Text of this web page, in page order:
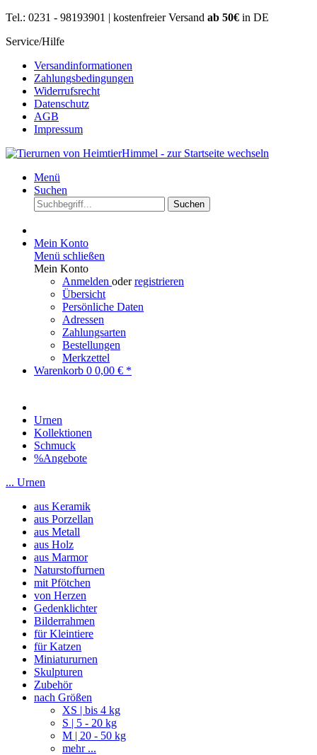
Tel.: 0231 - 98193901 | kostenfreier Versand ab 50€ in DE
Service/Hilfe
Versandinformationen
Zahlungsbedingungen
Widerrufsrecht
Datenschutz
AGB
Impressum
Menü
Suchen
Suchen
Mein Konto
Menü schließen
Mein Konto
Anmelden oderregistrieren
Übersicht
Persönliche Daten
Adressen
Zahlungsarten
Bestellungen
Merkzettel
Warenkorb 0 0,00 € *
Urnen
Kollektionen
Schmuck
%Angebote
... Urnen
aus Keramik
aus Porzellan
aus Metall
aus Holz
aus Marmor
Naturstoffurnen
mit Pfötchen
von Herzen
Gedenklichter
Bilderrahmen
für Kleintiere
für Katzen
Miniatururnen
Skulpturen
Zubehör
nach Größen
XS | bis 4 kg
S | 5 - 20 kg
M | 20 - 50 kg
mehr ...